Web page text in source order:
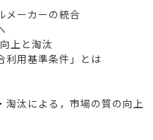
ーカーの統合
上と淘汰
用基準条件」とは
汰による，市場の質の向上